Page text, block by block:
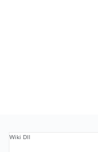
Wiki Dll